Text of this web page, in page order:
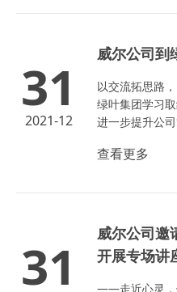
31
2021-12
威尔公司到
以交流拓思路
绿叶集团学习
进一步提升公
查看更多
31
威尔公司邀
开展专场讲
——走近心灵，